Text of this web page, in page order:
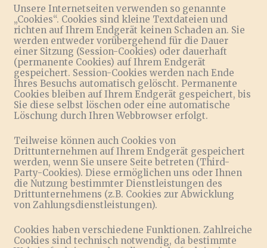
Unsere Internetseiten verwenden so genannte
„Cookies“. Cookies sind kleine Textdateien und
richten auf Ihrem Endgerät keinen Schaden an. Sie
werden entweder vorübergehend für die Dauer
einer Sitzung (Session-Cookies) oder dauerhaft
(permanente Cookies) auf Ihrem Endgerät
gespeichert. Session-Cookies werden nach Ende
Ihres Besuchs automatisch gelöscht. Permanente
Cookies bleiben auf Ihrem Endgerät gespeichert, bis
Sie diese selbst löschen oder eine automatische
Löschung durch Ihren Webbrowser erfolgt.
Teilweise können auch Cookies von
Drittunternehmen auf Ihrem Endgerät gespeichert
werden, wenn Sie unsere Seite betreten (Third-
Party-Cookies). Diese ermöglichen uns oder Ihnen
die Nutzung bestimmter Dienstleistungen des
Drittunternehmens (z.B. Cookies zur Abwicklung
von Zahlungsdienstleistungen).
Cookies haben verschiedene Funktionen. Zahlreiche
Cookies sind technisch notwendig, da bestimmte